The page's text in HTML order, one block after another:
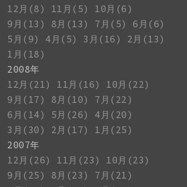
12月(8)
11月(5)
10月(6)
9月(13)
8月(13) 7月(5)
6月(6)
5月(9)
4月(5) 3月(16)
2月(13)
1月(18)
2008年
12月(21)
11月(16)
10月(22)
9月(17)
8月(10)
7月(22)
6月(14)
5月(26)
4月(20)
3月(30)
2月(17)
1月(25)
2007年
12月(26)
11月(23)
10月(23)
9月(25)
8月(23)
7月(21)